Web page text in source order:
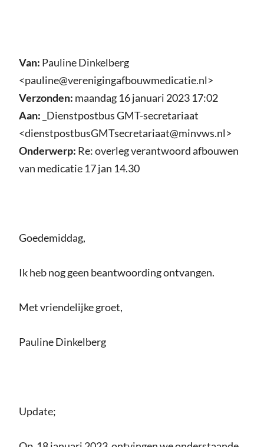
Van: Pauline Dinkelberg
<pauline@verenigingafbouwmedicatie.nl>
Verzonden: maandag 16 januari 2023 17:02
Aan: _Dienstpostbus GMT-secretariaat
<dienstpostbusGMTsecretariaat@minvws.nl>
Onderwerp: Re: overleg verantwoord afbouwen
van medicatie 17 jan 14.30
Goedemiddag,
Ik heb nog geen beantwoording ontvangen.
Met vriendelijke groet,
Pauline Dinkelberg
Update;